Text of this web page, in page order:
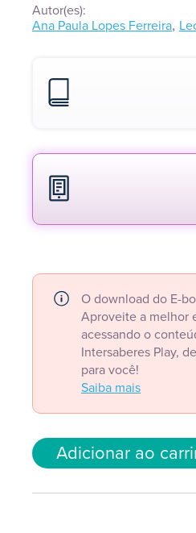
Autor(es):
Ana Paula Lopes Ferreira,
O download do E-
Aproveite a melhor
acessando o
Intersaberes Play,
para você!
Saiba mais
Adicionar ao